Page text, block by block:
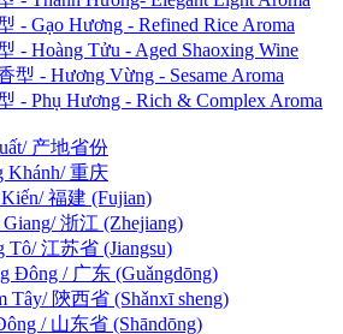
- Gạo Hương - Refined Rice Aroma
- Hoàng Tửu - Aged Shaoxing Wine
型 - Hương Vừng - Sesame Aroma
- Phụ Hương - Rich & Complex Aroma
产地省份
Khánh/ 重庆
福建 (Fujian)
Giang/ 浙江 (Zhejiang)
Tô/ 江苏省 (Jiangsu)
Đông / 广东 (Guǎngdōng)
Tây/ 陝西省 (Shǎnxī sheng)
/ 山东省 (Shāndōng)